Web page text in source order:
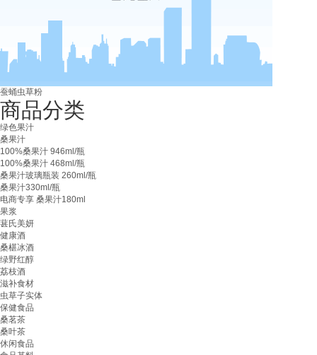
蚕蛹虫草粉
商品分类
绿色果汁
桑果汁
100%桑果汁 946ml/瓶
100%桑果汁 468ml/瓶
桑果汁玻璃瓶装 260ml/瓶
桑果汁330ml/瓶
电商专享 桑果汁180ml
果浆
葚氏美妍
健康酒
桑椹冰酒
绿野红醇
荔枝酒
滋补食材
虫草子实体
保健食品
桑茗茶
桑叶茶
休闲食品